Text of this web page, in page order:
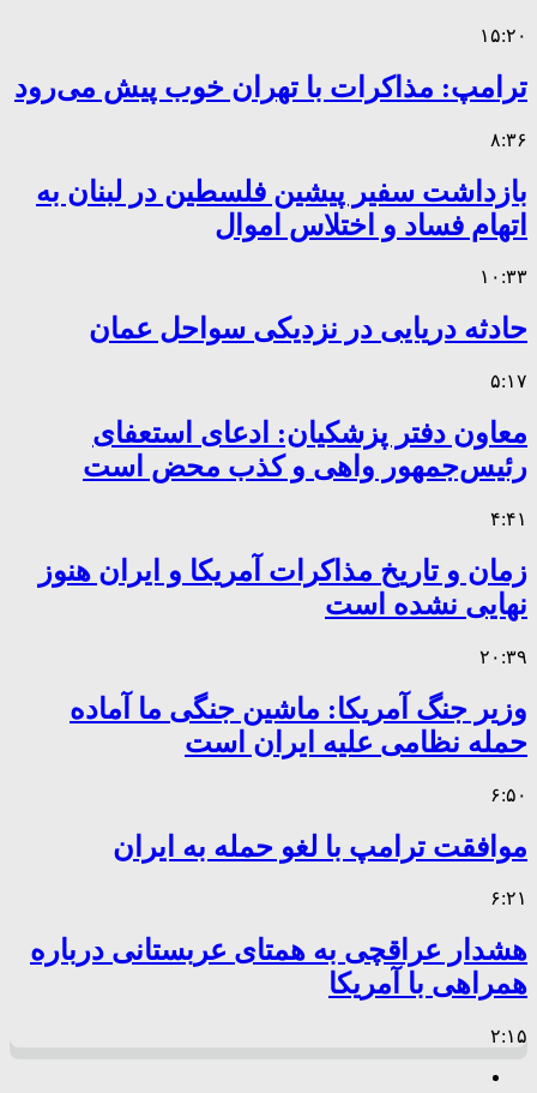
۱۵:۲۰
ترامپ: مذاکرات با تهران خوب پیش می‌رود
۸:۳۶
بازداشت سفیر پیشین فلسطین در لبنان به
اتهام فساد و اختلاس اموال
۱۰:۳۳
حادثه دریایی در نزدیکی سواحل عمان
۵:۱۷
معاون دفتر پزشکیان: ادعای استعفای
رئیس‌جمهور واهی و کذب محض است
۴:۴۱
زمان و تاریخ مذاکرات آمریکا و ایران هنوز
نهایی نشده است
۲۰:۳۹
وزیر جنگ آمریکا: ماشین جنگی ما آماده
حمله نظامی علیه ایران است
۶:۵۰
موافقت ترامپ با لغو حمله به ایران
۶:۲۱
هشدار عراقچی به همتای عربستانی درباره
همراهی با آمریکا
۲:۱۵